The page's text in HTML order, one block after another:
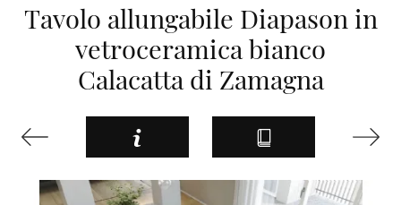
Tavolo allungabile Diapason in
vetroceramica bianco
Calacatta di Zamagna